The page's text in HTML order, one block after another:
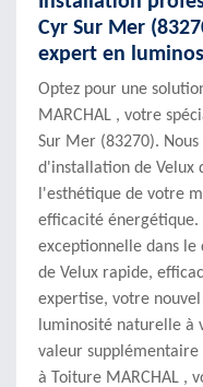
Cyr Sur Mer
expert en
Optez pour une
MARCHAL , votre
Sur Mer (83270). Nous
d'installation de Velux
l'esthétique de votre
efficacité énergétique.
exceptionnelle dans le
de Velux rapide,
expertise, votre
luminosité naturelle à
valeur
à Toiture MARCHAL ,